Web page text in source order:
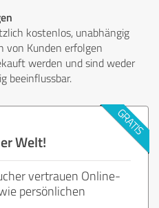
kostenlos, unabhängig
von Kunden erfolgen
werden und sind weder
beeinflussbar.
Welt!
vertrauen Online-
persönlichen